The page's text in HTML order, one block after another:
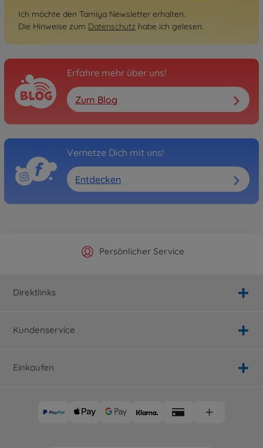
Ich möchte den Tamiya Newsletter erhalten.
Die Hinweise zum Datenschutz habe ich gelesen.
Erfahre mehr über uns!
Zum Blog
Vernetze Dich mit uns!
Entdecken
Offizieller Hersteller Shop
Persönlicher Service
Versandkostenfrei ab 25€
Schnelle Lieferung
Direktlinks
Kundenservice
Einkaufen